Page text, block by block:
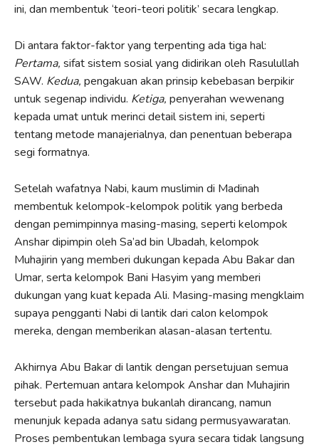
ini, dan membentuk ‘teori-teori politik’ secara lengkap.
Di antara faktor-faktor yang terpenting ada tiga hal:
Pertama, sifat sistem sosial yang didirikan oleh Rasulullah
SAW. Kedua, pengakuan akan prinsip kebebasan berpikir
untuk segenap individu. Ketiga, penyerahan wewenang
kepada umat untuk merinci detail sistem ini, seperti
tentang metode manajerialnya, dan penentuan beberapa
segi formatnya.
Setelah wafatnya Nabi, kaum muslimin di Madinah
membentuk kelompok-kelompok politik yang berbeda
dengan pemimpinnya masing-masing, seperti kelompok
Anshar dipimpin oleh Sa’ad bin Ubadah, kelompok
Muhajirin yang memberi dukungan kepada Abu Bakar dan
Umar, serta kelompok Bani Hasyim yang memberi
dukungan yang kuat kepada Ali. Masing-masing mengklaim
supaya pengganti Nabi di lantik dari calon kelompok
mereka, dengan memberikan alasan-alasan tertentu.
Akhirnya Abu Bakar di lantik dengan persetujuan semua
pihak. Pertemuan antara kelompok Anshar dan Muhajirin
tersebut pada hakikatnya bukanlah dirancang, namun
menunjuk kepada adanya satu sidang permusyawaratan.
Proses pembentukan lembaga syura secara tidak langsung